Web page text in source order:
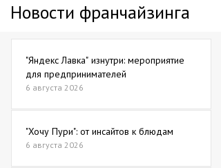
Новости франчайзинга
"Яндекс Лавка" изнутри: мероприятие
для предпринимателей
6 августа 2026
"Хочу Пури": от инсайтов к блюдам
6 августа 2026